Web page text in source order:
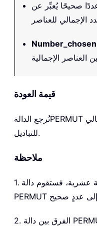
صحيحًا يُعبِّر عن
Number_chosen
قيمة العودة
تُرجع الدالةPERMUT
للتباديل.
ملاحظة
1. إذا أُدخل أيٌّ من المعاملات كقيمة عشرية، فستقوم دالة